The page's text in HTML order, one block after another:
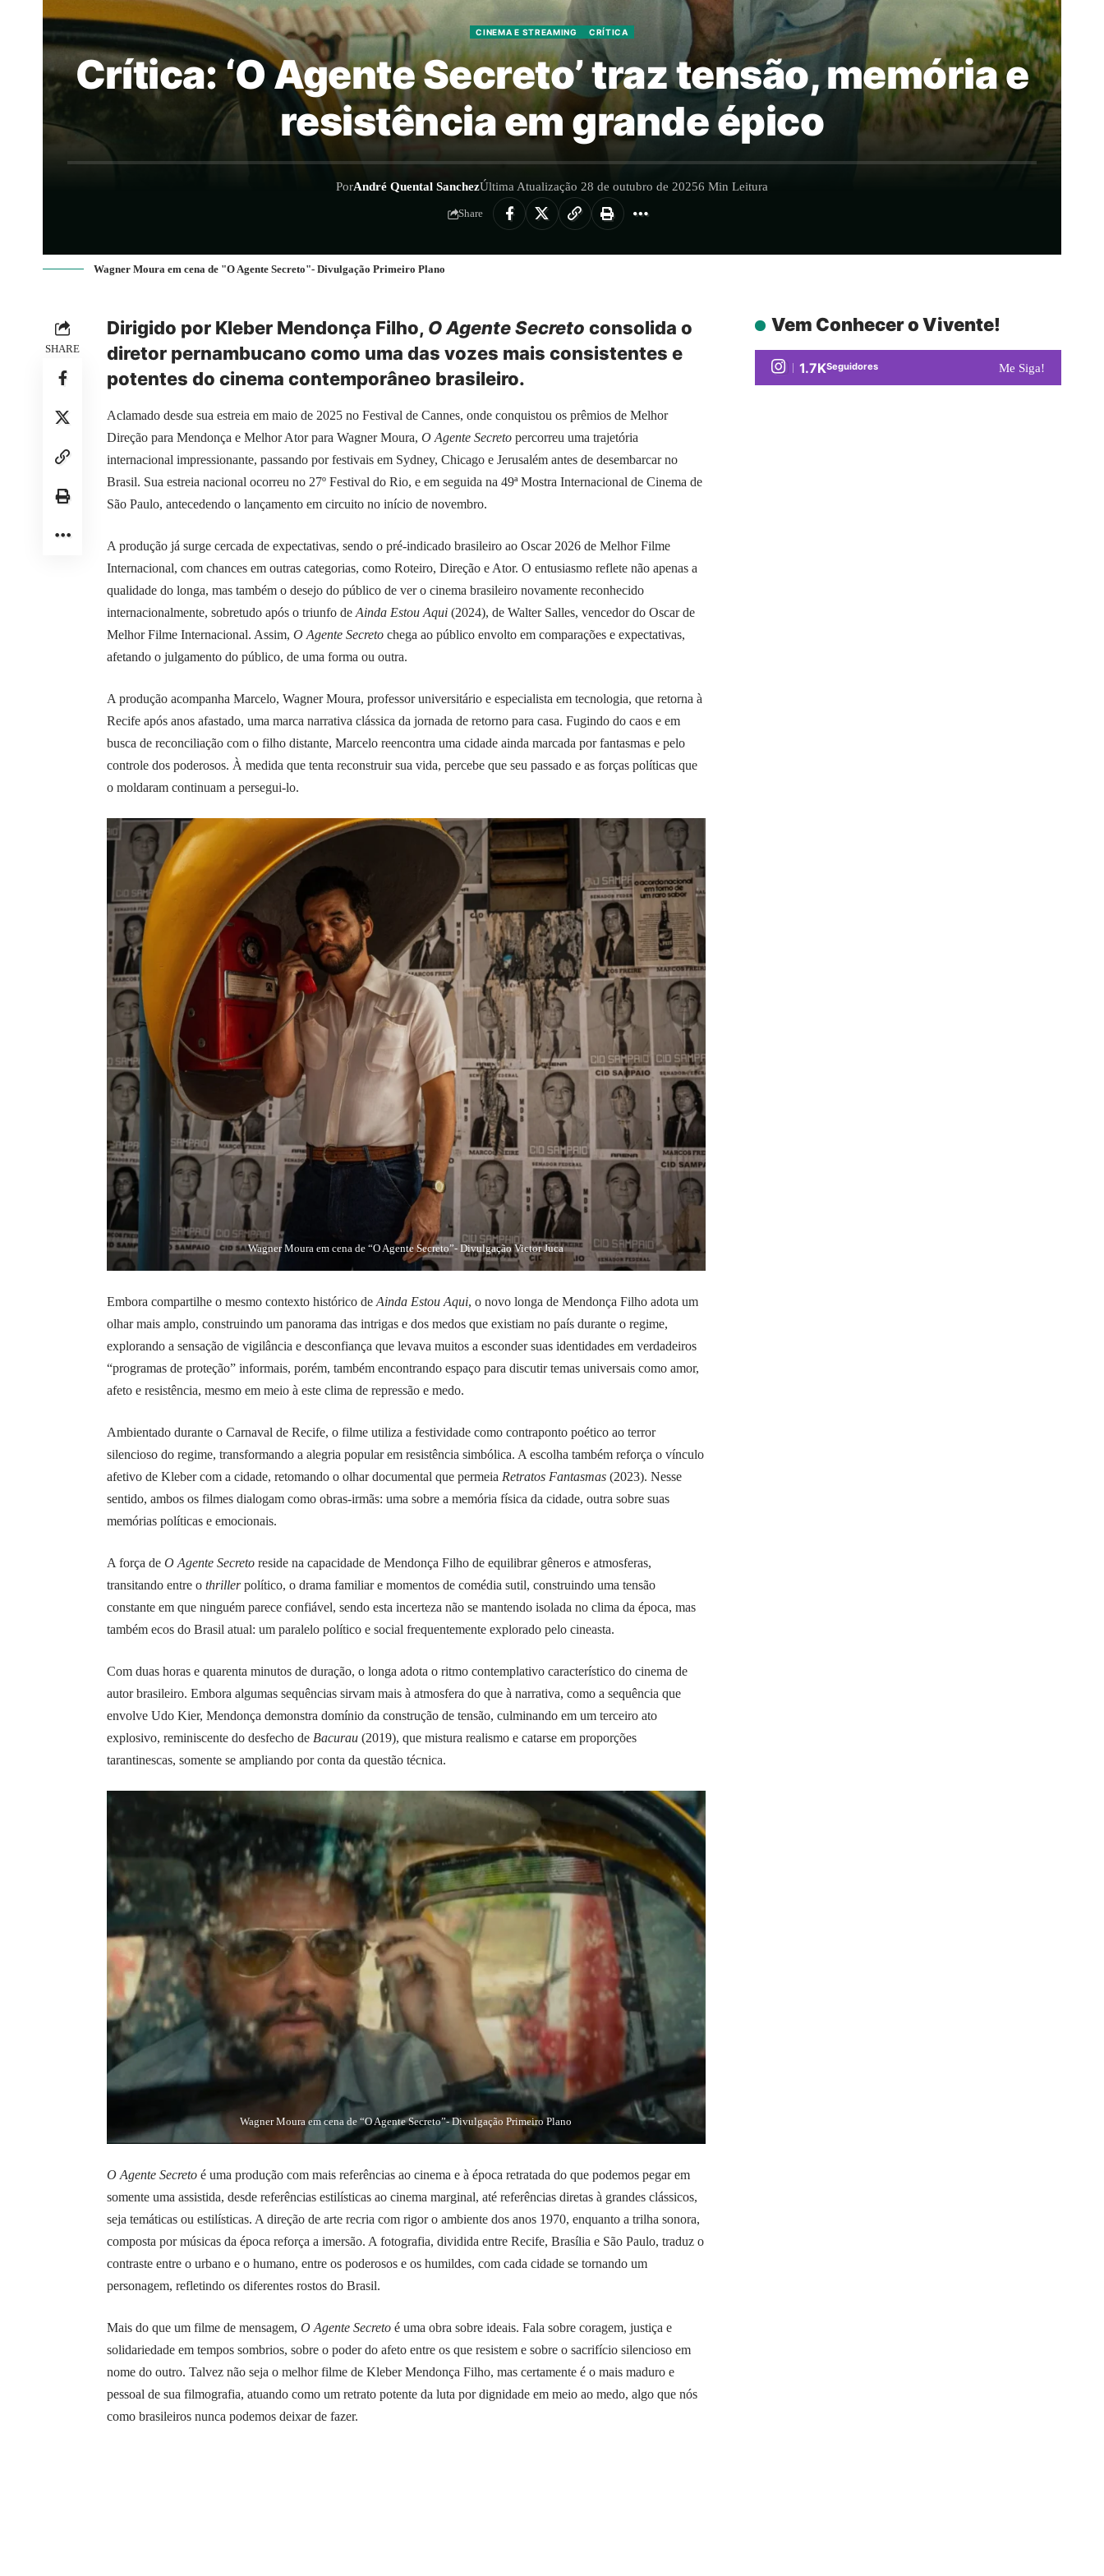
CINEMA E STREAMING CRÍTICA
Crítica: ‘O Agente Secreto’ traz tensão, memória e
resistência em grande épico
PorAndré Quental SanchezÚltima Atualização 28 de outubro de 20256 Min Leitura
Share
Wagner Moura em cena de "O Agente Secreto"- Divulgação Primeiro Plano
SHARE
Dirigido por Kleber Mendonça Filho, O Agente Secreto consolida o
diretor pernambucano como uma das vozes mais consistentes e
potentes do cinema contemporâneo brasileiro.
Aclamado desde sua estreia em maio de 2025 no Festival de Cannes, onde conquistou os prêmios de Melhor
Direção para Mendonça e Melhor Ator para Wagner Moura, O Agente Secreto percorreu uma trajetória
internacional impressionante, passando por festivais em Sydney, Chicago e Jerusalém antes de desembarcar no
Brasil. Sua estreia nacional ocorreu no 27º Festival do Rio, e em seguida na 49ª Mostra Internacional de Cinema de
São Paulo, antecedendo o lançamento em circuito no início de novembro.
A produção já surge cercada de expectativas, sendo o pré-indicado brasileiro ao Oscar 2026 de Melhor Filme
Internacional, com chances em outras categorias, como Roteiro, Direção e Ator. O entusiasmo reflete não apenas a
qualidade do longa, mas também o desejo do público de ver o cinema brasileiro novamente reconhecido
internacionalmente, sobretudo após o triunfo de Ainda Estou Aqui (2024), de Walter Salles, vencedor do Oscar de
Melhor Filme Internacional. Assim, O Agente Secreto chega ao público envolto em comparações e expectativas,
afetando o julgamento do público, de uma forma ou outra.
A produção acompanha Marcelo, Wagner Moura, professor universitário e especialista em tecnologia, que retorna à
Recife após anos afastado, uma marca narrativa clássica da jornada de retorno para casa. Fugindo do caos e em
busca de reconciliação com o filho distante, Marcelo reencontra uma cidade ainda marcada por fantasmas e pelo
controle dos poderosos. À medida que tenta reconstruir sua vida, percebe que seu passado e as forças políticas que
o moldaram continuam a persegui-lo.
Wagner Moura em cena de “O Agente Secreto”- Divulgação Victor Juca
Embora compartilhe o mesmo contexto histórico de Ainda Estou Aqui, o novo longa de Mendonça Filho adota um
olhar mais amplo, construindo um panorama das intrigas e dos medos que existiam no país durante o regime,
explorando a sensação de vigilância e desconfiança que levava muitos a esconder suas identidades em verdadeiros
“programas de proteção” informais, porém, também encontrando espaço para discutir temas universais como amor,
afeto e resistência, mesmo em meio à este clima de repressão e medo.
Ambientado durante o Carnaval de Recife, o filme utiliza a festividade como contraponto poético ao terror
silencioso do regime, transformando a alegria popular em resistência simbólica. A escolha também reforça o vínculo
afetivo de Kleber com a cidade, retomando o olhar documental que permeia Retratos Fantasmas (2023). Nesse
sentido, ambos os filmes dialogam como obras-irmãs: uma sobre a memória física da cidade, outra sobre suas
memórias políticas e emocionais.
A força de O Agente Secreto reside na capacidade de Mendonça Filho de equilibrar gêneros e atmosferas,
transitando entre o thrillerpolítico, o drama familiar e momentos de comédia sutil, construindo uma tensão
constante em que ninguém parece confiável, sendo esta incerteza não se mantendo isolada no clima da época, mas
também ecos do Brasil atual: um paralelo político e social frequentemente explorado pelo cineasta.
Com duas horas e quarenta minutos de duração, o longa adota o ritmo contemplativo característico do cinema de
autor brasileiro. Embora algumas sequências sirvam mais à atmosfera do que à narrativa, como a sequência que
envolve Udo Kier, Mendonça demonstra domínio da construção de tensão, culminando em um terceiro ato
explosivo, reminiscente do desfecho de Bacurau (2019), que mistura realismo e catarse em proporções
tarantinescas, somente se ampliando por conta da questão técnica.
Wagner Moura em cena de “O Agente Secreto”- Divulgação Primeiro Plano
O Agente Secreto é uma produção com mais referências ao cinema e à época retratada do que podemos pegar em
somente uma assistida, desde referências estilísticas ao cinema marginal, até referências diretas à grandes clássicos,
seja temáticas ou estilísticas. A direção de arte recria com rigor o ambiente dos anos 1970, enquanto a trilha sonora,
composta por músicas da época reforça a imersão. A fotografia, dividida entre Recife, Brasília e São Paulo, traduz o
contraste entre o urbano e o humano, entre os poderosos e os humildes, com cada cidade se tornando um
personagem, refletindo os diferentes rostos do Brasil.
Mais do que um filme de mensagem, O Agente Secreto é uma obra sobre ideais. Fala sobre coragem, justiça e
solidariedade em tempos sombrios, sobre o poder do afeto entre os que resistem e sobre o sacrifício silencioso em
nome do outro. Talvez não seja o melhor filme de Kleber Mendonça Filho, mas certamente é o mais maduro e
pessoal de sua filmografia, atuando como um retrato potente da luta por dignidade em meio ao medo, algo que nós
como brasileiros nunca podemos deixar de fazer.
Vem Conhecer o Vivente!
1.7KSeguidores Me Siga!